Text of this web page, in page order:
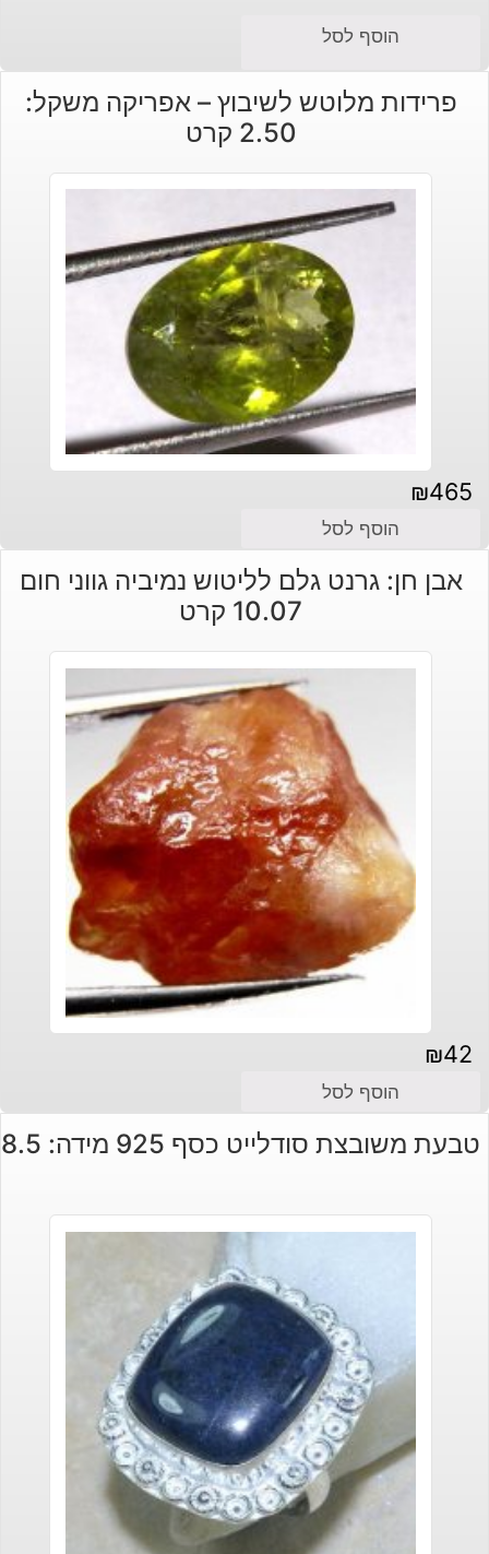
הוסף לסל
פרידות מלוטש לשיבוץ – אפריקה משקל:
2.50 קרט
₪465
הוסף לסל
אבן חן: גרנט גלם לליטוש נמיביה גווני חום
10.07 קרט
₪42
הוסף לסל
טבעת משובצת סודלייט כסף 925 מידה: 8.5